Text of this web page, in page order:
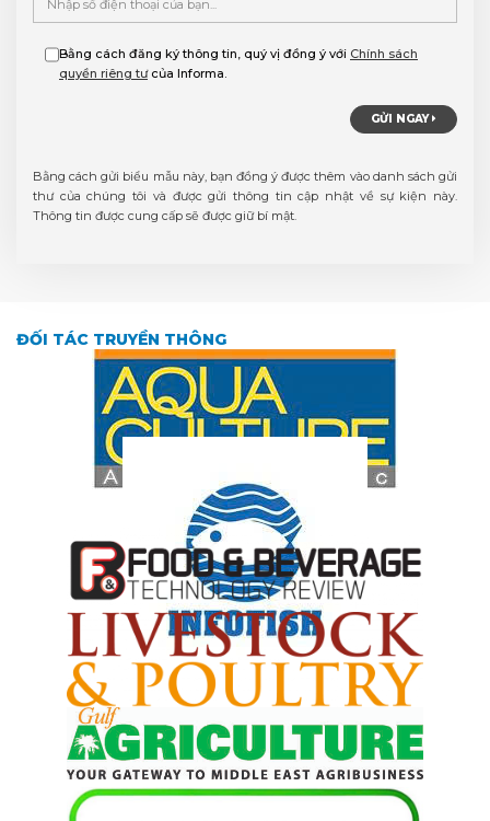
Bằng cách đăng ký thông tin, quý vị đồng ý với Chính sách
quyền riêng tưcủa Informa.
GỬI NGAY
Bằng cách gửi biểu mẫu này, bạn đồng ý được thêm vào danh sách gửi
thư của chúng tôi và được gửi thông tin cập nhật về sự kiện này.
Thông tin được cung cấp sẽ được giữ bí mật.
ĐỐI TÁC TRUYỀN THÔNG